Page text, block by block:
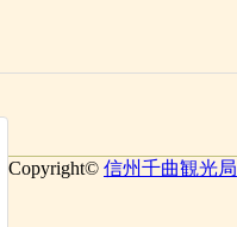
Copyright© 信州千曲観光局